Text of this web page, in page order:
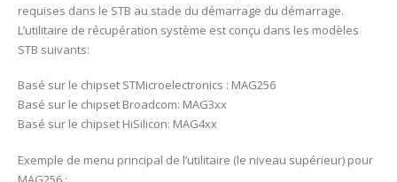
requises dans le STB au stade du démarrage du démarrage.
L’utilitaire de récupération système est conçu dans les modèles
STB suivants:
Basé sur le chipset STMicroelectronics : MAG256
Basé sur le chipset Broadcom: MAG3xx
Basé sur le chipset HiSilicon: MAG4xx
Exemple de menu principal de l’utilitaire (le niveau supérieur) pour